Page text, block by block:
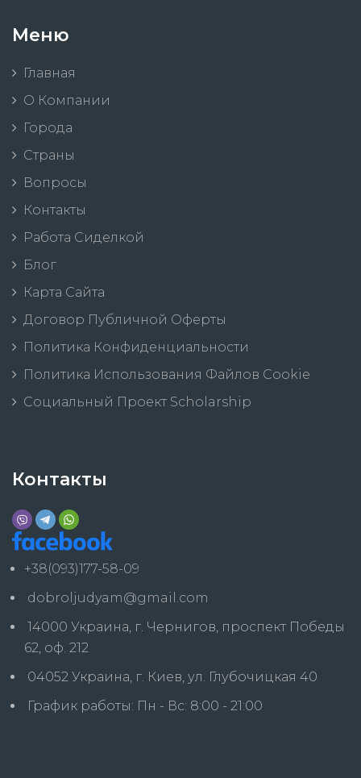
Меню
Главная
О Компании
Города
Страны
Вопросы
Контакты
Работа Сиделкой
Блог
Карта Сайта
Договор Публичной Оферты
Политика Конфиденциальности
Политика Использования Файлов Cookie
Социальный Проект Scholarship
Контакты
+38(093)177-58-09
dobroljudyam@gmail.com
14000 Украина, г. Чернигов, проспект Победы
62, оф. 212
04052 Украина, г. Киев, ул. Глубочицкая 40
График работы: Пн - Вс: 8:00 - 21:00